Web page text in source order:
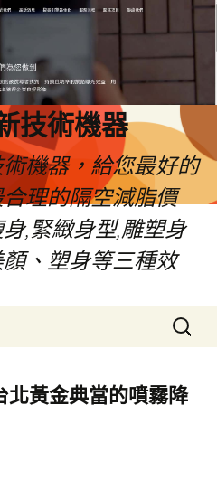
技術機器
機器，給您最好的
理的隔空減脂價
,緊緻身型,雕塑身
、塑身等三種效
搜
尋
鍵
字:
北黃金典當的噴霧降